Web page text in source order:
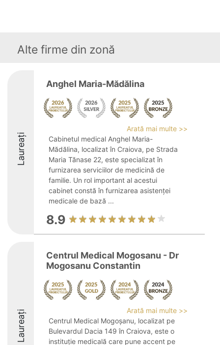
Alte firme din zonă
Laureați
Anghel Maria-Mădălina
Arată mai multe >>
Cabinetul medical Anghel Maria-
Mădălina, localizat în Craiova, pe Strada
Maria Tănase 22, este specializat în
furnizarea serviciilor de medicină de
familie. Un rol important al acestui
cabinet constă în furnizarea asistenței
medicale de bază ...
8.9
Laureați
Centrul Medical Mogosanu - Dr
Mogosanu Constantin
Arată mai multe >>
Centrul Medical Mogoșanu, localizat pe
Bulevardul Dacia 149 în Craiova, este o
instituție medicală care pune accent pe